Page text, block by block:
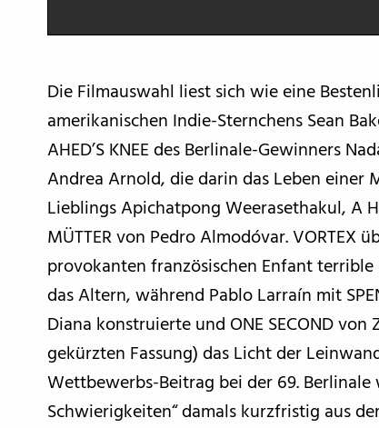
Die Filmauswahl liest sich wie eine
amerikanischen Indie-Sternchens Sean
AHED’S KNEE des Berlinale-Gewinners
Andrea Arnold, die darin das Leben einer
Lieblings Apichatpong Weerasethakul, A
MÜTTER von Pedro Almodóvar. VORTEX
provokanten französischen Enfant
das Altern, während Pablo Larraín mit
Diana konstruierte und ONE SECOND
gekürzten Fassung) das Licht der
Wettbewerbs-Beitrag bei der 69.
Schwierigkeiten“ damals kurzfristig aus